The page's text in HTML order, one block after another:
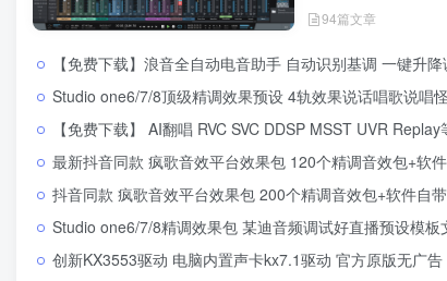
94篇文章
【免费下载】浪音全自动电音助手 自动识别基调 一键升降调 消除伴奏 直播跟
Studio one6/7/8顶级精调效果预设 4轨效果说话唱歌说唱怪兽音 声卡
【免费下载】 AI翻唱 RVC SVC DDSP MSST UVR Replay等软件 训练模型音
最新抖音同款 疯歌音效平台效果包 120个精调音效包+软件自带170个音效+600
抖音同款 疯歌音效平台效果包 200个精调音效包+软件自带170个音效+600
Studio one6/7/8精调效果包 某迪音频调试好直播预设模板
创新KX3553驱动 电脑内置声卡kx7.1驱动 官方原版无广告